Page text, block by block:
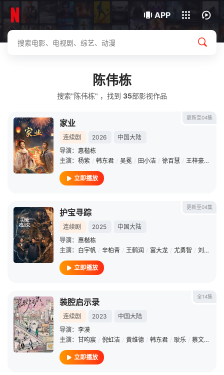
APP
下载客户端
我的观影记录
陈伟栋
搜索"陈伟栋" ，找到 35部影视作品
更新至04集
家业
连续剧 2026
中国大陆
导演： 惠楷栋
主演： 杨紫 / 韩东君 / 吴冕 / 田小洁 / 徐百慧 / 王梓豪 /
立即播放
更新至04集
护宝寻踪
连续剧 2025
中国大陆
导演： 惠楷栋
主演： 白宇帆 / 辛柏青 / 王鹤润 / 富大龙 / 尤勇智 / 刘凯
立即播放
全14集
装腔启示录
连续剧 2023
中国大陆
导演： 李漠
主演： 甘昀宸 / 倪虹洁 / 黄维德 / 韩东君 / 耿乐 / 蔡文静
立即播放